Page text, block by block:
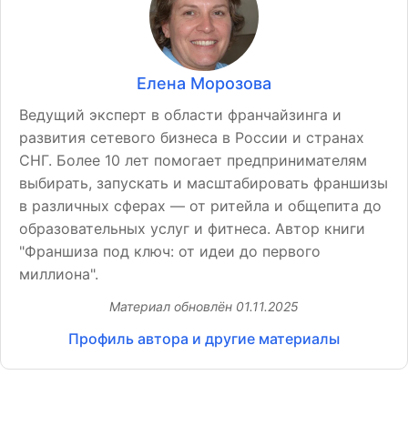
Елена Морозова
Ведущий эксперт в области франчайзинга и
развития сетевого бизнеса в России и странах
СНГ. Более 10 лет помогает предпринимателям
выбирать, запускать и масштабировать франшизы
в различных сферах — от ритейла и общепита до
образовательных услуг и фитнеса. Автор книги
"Франшиза под ключ: от идеи до первого
миллиона".
Материал обновлён 01.11.2025
Профиль автора и другие материалы